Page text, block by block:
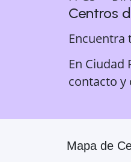
Centros
Encuentra
En
contacto y
Mapa de